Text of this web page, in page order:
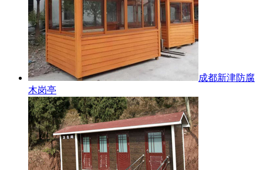
成都新津防腐
木岗亭